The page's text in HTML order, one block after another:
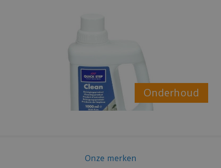
Onderhoud
Onze merken